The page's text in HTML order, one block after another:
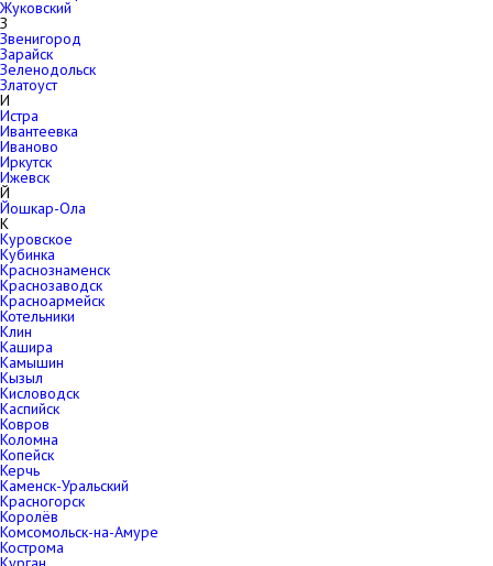
Жуковский
З
Звенигород
Зарайск
Зеленодольск
Златоуст
И
Истра
Ивантеевка
Иваново
Иркутск
Ижевск
Й
Йошкар-Ола
К
Куровское
Кубинка
Краснознаменск
Краснозаводск
Красноармейск
Котельники
Клин
Кашира
Камышин
Кызыл
Кисловодск
Каспийск
Ковров
Коломна
Копейск
Керчь
Каменск-Уральский
Красногорск
Королёв
Комсомольск-на-Амуре
Кострома